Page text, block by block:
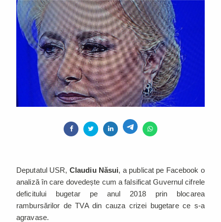
Deputatul USR, Claudiu Năsui, a publicat pe Facebook o
analiză în care dovedește cum a falsificat Guvernul cifrele
deficitului bugetar pe anul 2018 prin blocarea
rambursărilor de TVA din cauza crizei bugetare ce s-a
agravase.